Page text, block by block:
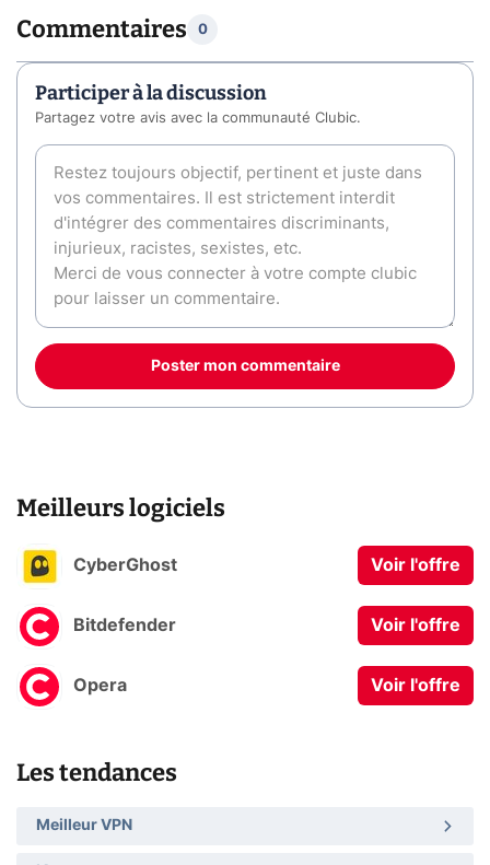
Commentaires 0
Participer à la discussion
Partagez votre avis avec la communauté Clubic.
Poster mon commentaire
Meilleurs logiciels
CyberGhost Voir l'offre
Bitdefender Voir l'offre
Opera Voir l'offre
Les tendances
Meilleur VPN